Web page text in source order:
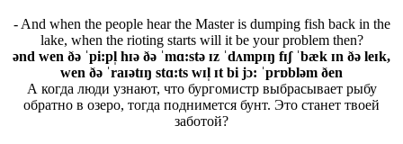
- And when the people hear the Master is dumping fish back in the
lake, when the rioting starts will it be your problem then?
ənd wen ðə ˈpi:pl̩ hɪə ðə ˈmɑ:stə ɪz ˈdʌmpɪŋ fɪʃ ˈbæk ɪn ðə leɪk,
wen ðə ˈraɪətɪŋ stɑ:ts wɪl̩ ɪt bi jɔ: ˈprɒbləm ðen
А когда люди узнают, что бургомистр выбрасывает рыбу
обратно в озеро, тогда поднимется бунт. Это станет твоей
заботой?